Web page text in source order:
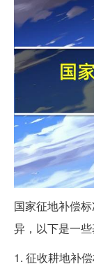
国家征地补偿
异，以下是一
1. 征收耕地补偿